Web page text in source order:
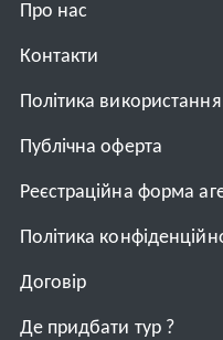
Про нас
Контакти
Політика
Публічна оферта
Реєстраційна форма
Політика
Договiр
Де придбати тур ?